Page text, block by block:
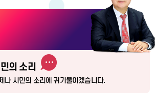
의 소리
나 시민의 소리에 귀기울이겠습니다.